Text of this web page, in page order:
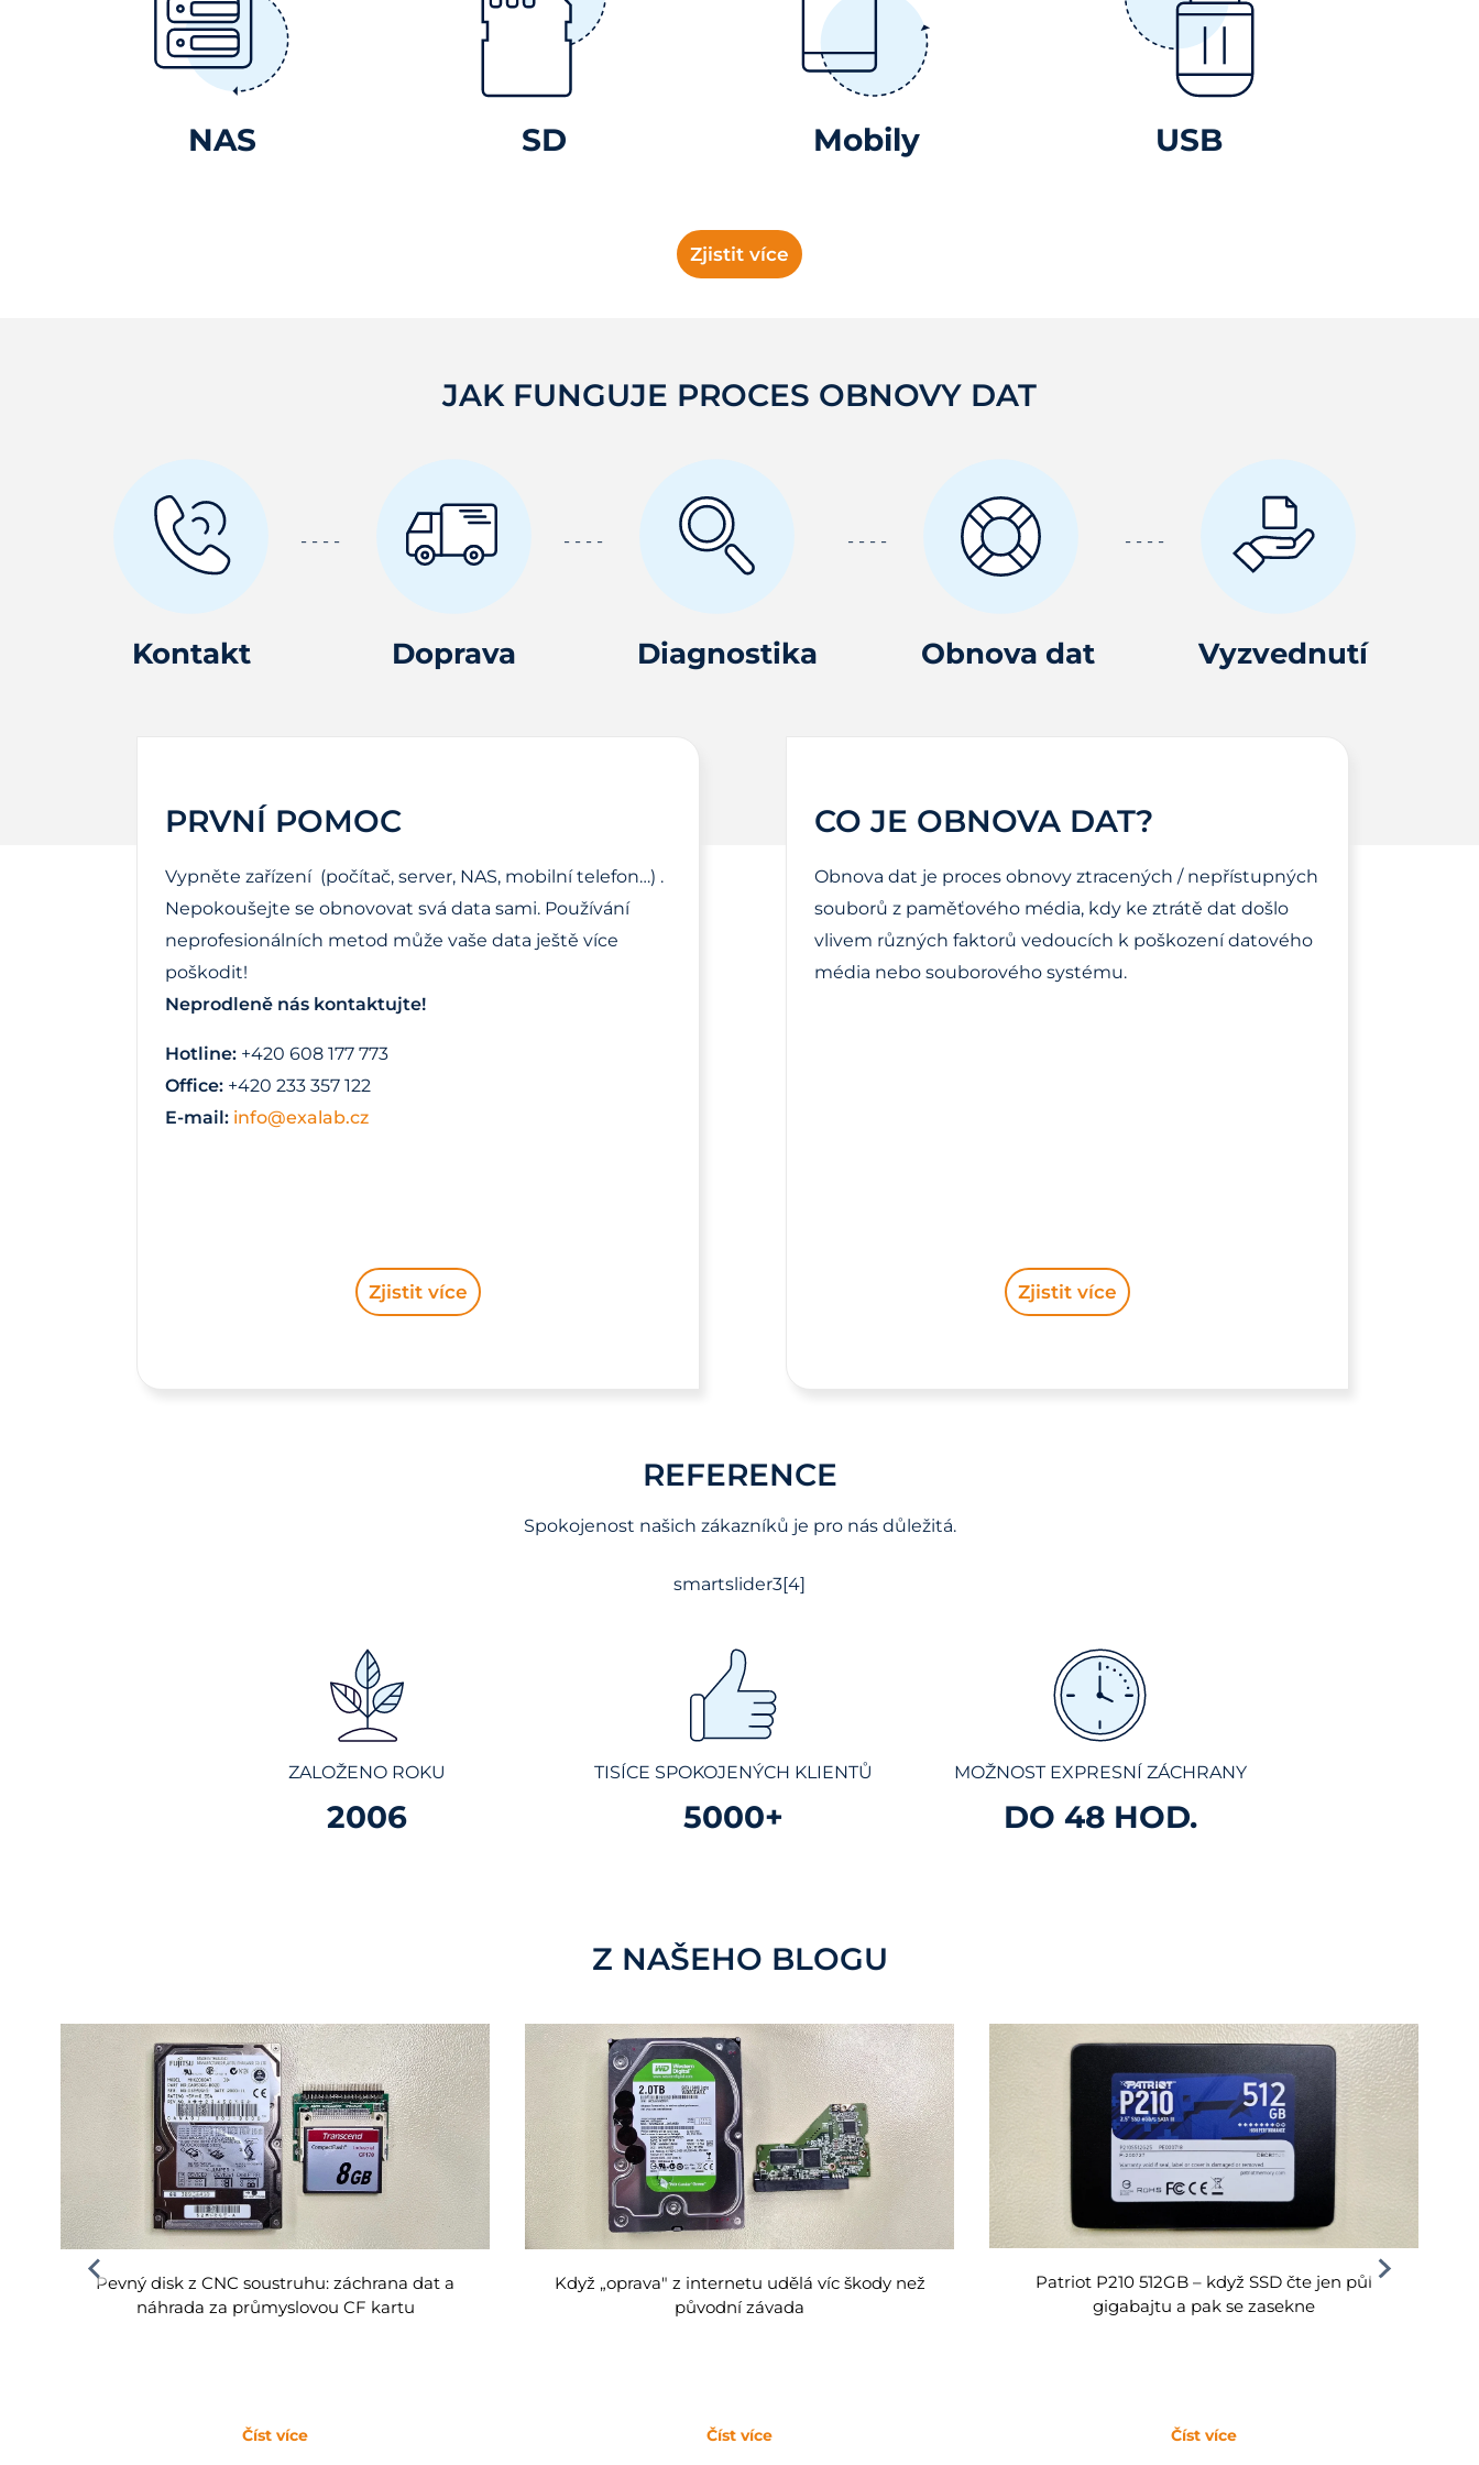
NAS SD Mobily USB
Zjistit více
JAK FUNGUJE PROCES OBNOVY DAT
Kontakt Doprava Diagnostika Obnova dat Vyzvednutí
PRVNÍ POMOC
Vypněte zařízení (počítač, server, NAS, mobilní telefon…) .
Nepokoušejte se obnovovat svá data sami. Používání
neprofesionálních metod může vaše data ještě více
poškodit!
Neprodleně nás kontaktujte!
Hotline: +420 608 177 773
Office: +420 233 357 122
E-mail: info@exalab.cz
Zjistit více
CO JE OBNOVA DAT?
Obnova dat je proces obnovy ztracených / nepřístupných
souborů z paměťového média, kdy ke ztrátě dat došlo
vlivem různých faktorů vedoucích k poškození datového
média nebo souborového systému.
Zjistit více
REFERENCE
Spokojenost našich zákazníků je pro nás důležitá.
smartslider3[4]
ZALOŽENO ROKU
2006
TISÍCE SPOKOJENÝCH KLIENTŮ
5000+
MOŽNOST EXPRESNÍ ZÁCHRANY
DO 48 HOD.
Z NAŠEHO BLOGU
Pevný disk z CNC soustruhu: záchrana dat a
náhrada za průmyslovou CF kartu
Číst více
Když „oprava" z internetu udělá víc škody než
původní závada
Číst více
Patriot P210 512GB – když SSD čte jen půl
gigabajtu a pak se zasekne
Číst více